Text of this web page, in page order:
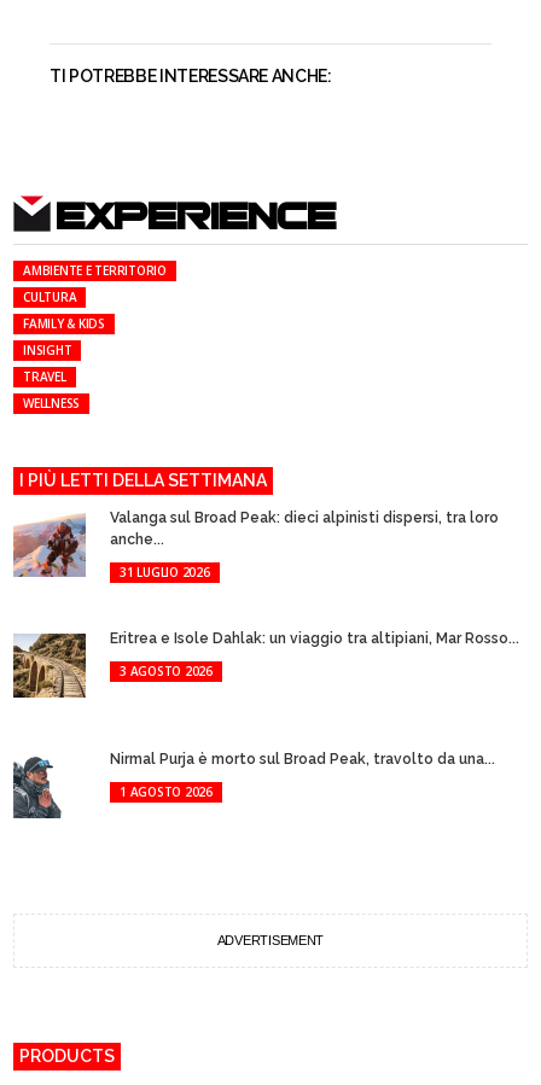
TI POTREBBE INTERESSARE ANCHE:
EXPERIENCE
AMBIENTE E TERRITORIO
CULTURA
FAMILY & KIDS
INSIGHT
TRAVEL
WELLNESS
I PIÙ LETTI DELLA SETTIMANA
Valanga sul Broad Peak: dieci alpinisti dispersi, tra loro
anche...
31 LUGLIO 2026
Eritrea e Isole Dahlak: un viaggio tra altipiani, Mar Rosso...
3 AGOSTO 2026
Nirmal Purja è morto sul Broad Peak, travolto da una...
1 AGOSTO 2026
ADVERTISEMENT
PRODUCTS